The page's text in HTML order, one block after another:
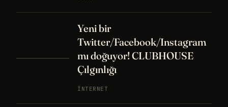
Yeni bir
Twitter/Facebook/Instagram
mı doğuyor! CLUBHOUSE
Çılgınlığı
İNTERNET